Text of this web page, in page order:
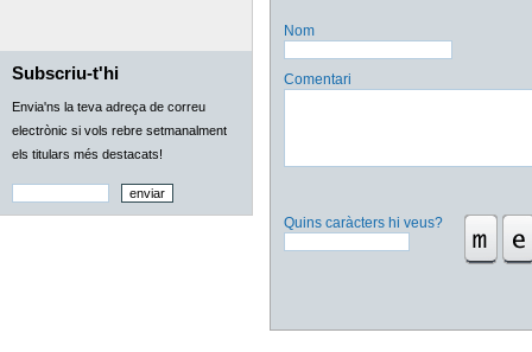
Subscriu-t'hi
Envia'ns la teva adreça de correu
electrònic si vols rebre setmanalment
els titulars més destacats!
Nom
Comentari
Quins caràcters hi veus?